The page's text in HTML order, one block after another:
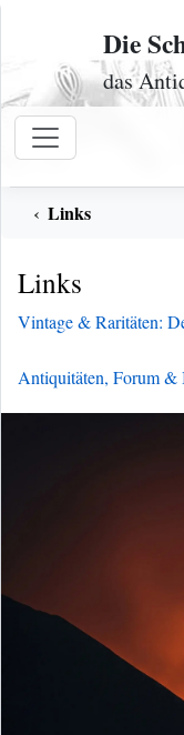
Zum Inhalt
Die
das
Links
Links
Vintage & Raritäten:
Antiquitäten, Forum &